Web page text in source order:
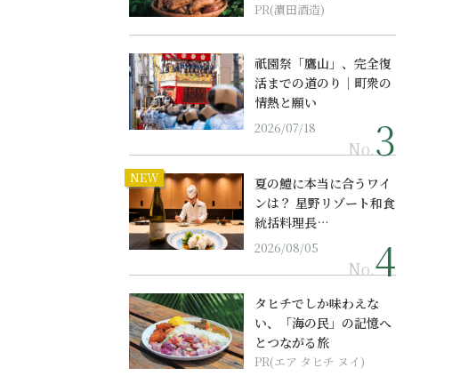
PR(濵田酒造)
祇園祭「鷹山」、完全復
活までの道のり｜町衆の
情熱と願い
2026/07/18
No.
NEW
夏の鱧に本当に合うワイ
ンは？ 星野リゾート和食
統括料理長…
2026/08/05
No.
タヒチでしか味わえな
い、「海の民」の記憶へ
とつながる旅
PR(エア タヒチ ヌイ)